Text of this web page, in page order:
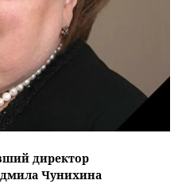
директор
Чунихина